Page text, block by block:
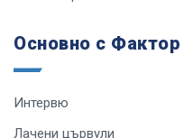
Основно с Фактор
Интервю
Лачени цървули